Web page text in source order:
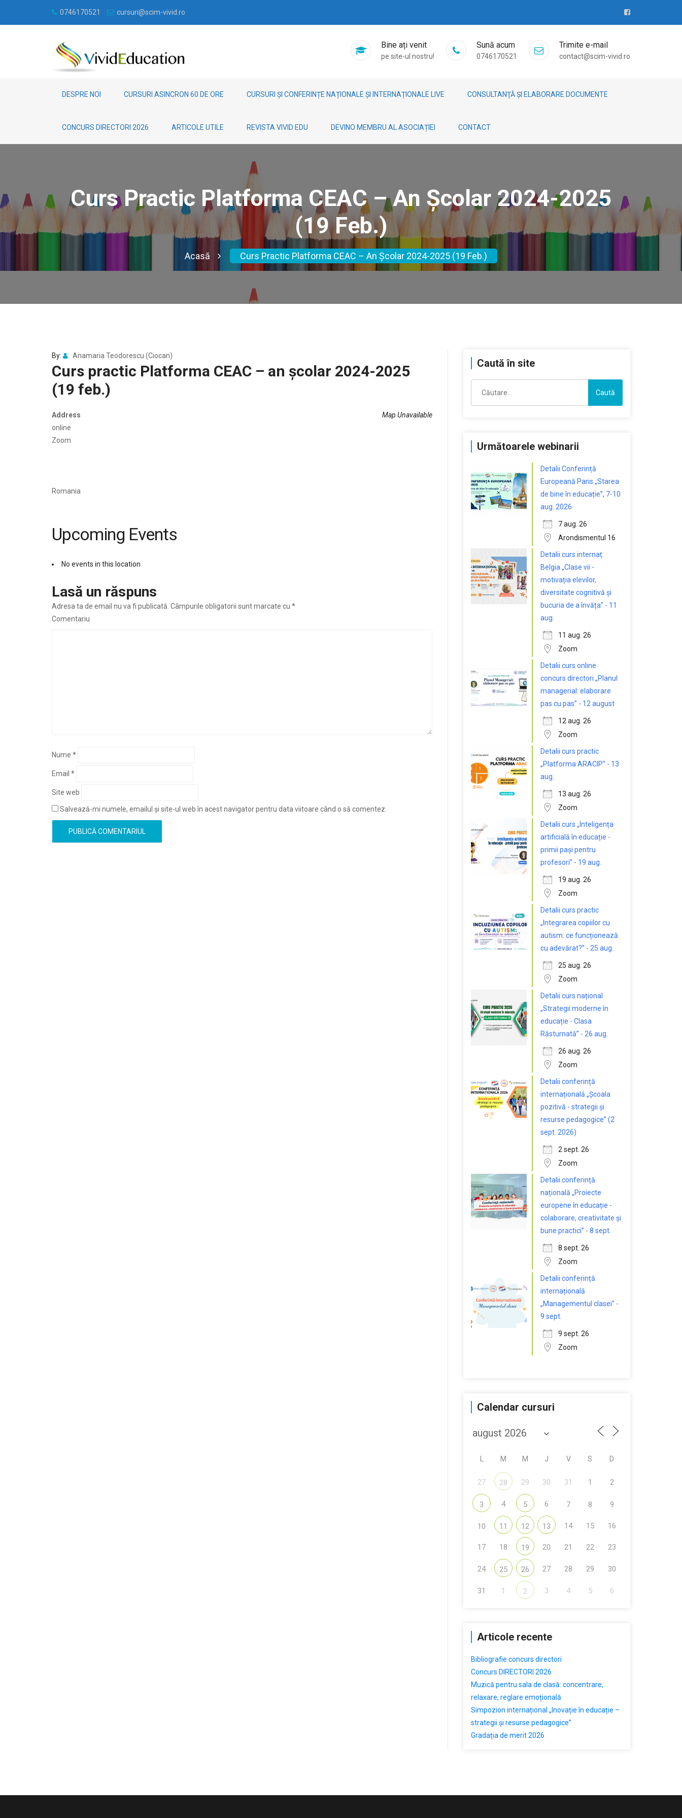
0746170521 cursuri@scim-vivid.ro
Bine ați venit
pe site-ul nostru!
Sună acum
0746170521
Trimite e-mail
contact@scim-vivid.ro
DESPRE NOI CURSURI ASINCRON 60 DE ORE CURSURI ȘI CONFERINȚE NAȚIONALE ȘI INTERNAȚIONALE LIVE CONSULTANŢĂ ȘI ELABORARE DOCUMENTE
CONCURS DIRECTORI 2026 ARTICOLE UTILE REVISTA VIVID EDU DEVINO MEMBRU AL ASOCIAȚIEI CONTACT
Curs Practic Platforma CEAC – An Școlar 2024-2025
(19 Feb.)
Acasă Curs Practic Platforma CEAC – An Școlar 2024-2025 (19 Feb.)
By: Anamaria Teodorescu (Ciocan)
Curs practic Platforma CEAC – an școlar 2024-2025
(19 feb.)
Map Unavailable
Address
online
Zoom
Romania
Upcoming Events
No events in this location
Lasă un răspuns
Adresa ta de email nu va fi publicată. Câmpurile obligatorii sunt marcate cu *
Comentariu
Nume *
Email *
Site web
Salvează-mi numele, emailul și site-ul web în acest navigator pentru data viitoare când o să comentez.
Caută în site
după:
Următoarele webinarii
Detalii Conferință
Europeană Paris „Starea
de bine în educație”, 7-10
aug. 2026
7 aug. 26
Arondismentul 16
Detalii curs internaț.
Belgia „Clase vii -
motivația elevilor,
diversitate cognitivă și
bucuria de a învăța” - 11
aug.
11 aug. 26
Zoom
Detalii curs online
concurs directori „Planul
managerial: elaborare
pas cu pas” - 12 august
12 aug. 26
Zoom
Detalii curs practic
„Platforma ARACIP” - 13
aug.
13 aug. 26
Zoom
Detalii curs „Inteligența
artificială în educație -
primii pași pentru
profesori” - 19 aug.
19 aug. 26
Zoom
Detalii curs practic
„Integrarea copiilor cu
autism: ce funcționează
cu adevărat?” - 25 aug.
25 aug. 26
Zoom
Detalii curs național
„Strategii moderne în
educație - Clasa
Răsturnată” - 26 aug.
26 aug. 26
Zoom
Detalii conferință
internațională „Școala
pozitivă - strategii și
resurse pedagogice” (2
sept. 2026)
2 sept. 26
Zoom
Detalii conferință
națională „Proiecte
europene în educație -
colaborare, creativitate și
bune practici” - 8 sept.
8 sept. 26
Zoom
Detalii conferință
internațională
„Managementul clasei” -
9 sept.
9 sept. 26
Zoom
Calendar cursuri
M M J V S D
27 28 29 30 31 1 2
3 4 5 6 7 8 9
10 11 12 13 14 15 16
17 18 19 20 21 22 23
24 25 26 27 28 29 30
31 1 2 3 4 5 6
Articole recente
Bibliografie concurs directori
Concurs DIRECTORI 2026
Muzică pentru sala de clasă: concentrare,
relaxare, reglare emoțională
Simpozion internațional „Inovație în educație –
strategii și resurse pedagogice”
Gradația de merit 2026